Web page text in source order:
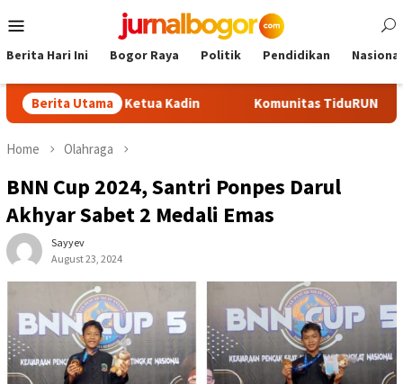
to
Menu
Berita Hari Ini Bogor Raya Politik Pendidikan Nasional
Berita Utama
Calon Ketua Kadin Komunitas TiduRUN Jajal Jalur
Home Olahraga
BNN Cup 2024, Santri Ponpes Darul
Akhyar Sabet 2 Medali Emas
Sayyev
August 23, 2024